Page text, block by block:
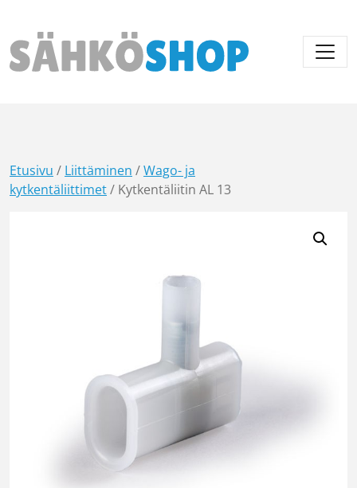
Päävalikko
Etusivu / Liittäminen /Wago- ja
kytkentäliittimet/ Kytkentäliitin AL 13